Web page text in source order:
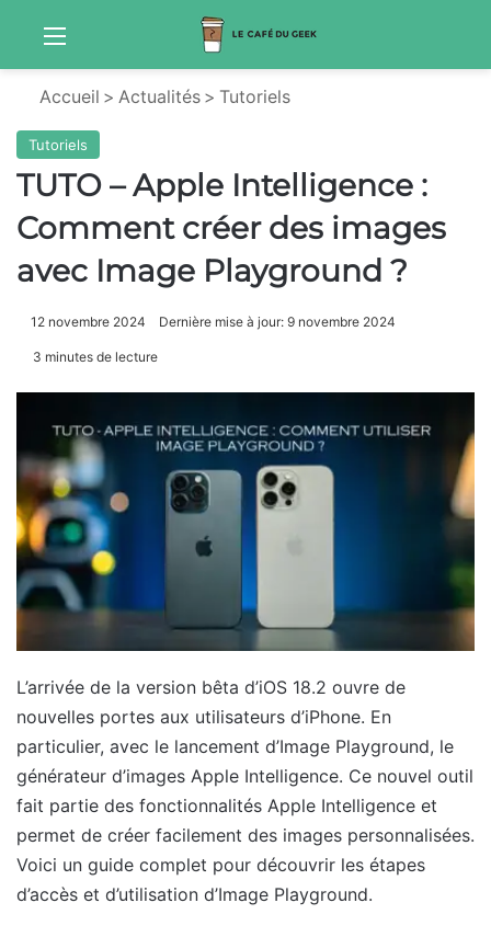
Menu
Accueil > Actualités > Tutoriels
Tutoriels
TUTO – Apple Intelligence :
Comment créer des images
avec Image Playground ?
12 novembre 2024 Dernière mise à jour: 9 novembre 2024
3 minutes de lecture
L’arrivée de la version bêta d’iOS 18.2 ouvre de
nouvelles portes aux utilisateurs d’iPhone. En
particulier, avec le lancement d’Image Playground, le
générateur d’images Apple Intelligence. Ce nouvel outil
fait partie des fonctionnalités Apple Intelligence et
permet de créer facilement des images personnalisées.
Voici un guide complet pour découvrir les étapes
d’accès et d’utilisation d’Image Playground.